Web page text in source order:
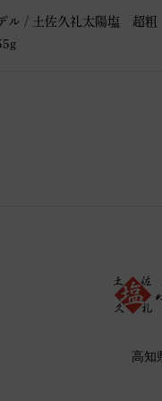
ル / 土佐久礼太陽塩 超粗
高知